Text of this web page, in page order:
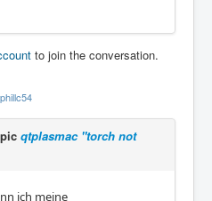
to join the conversation.
phillc54
qtplasmac "torch not
ich meine